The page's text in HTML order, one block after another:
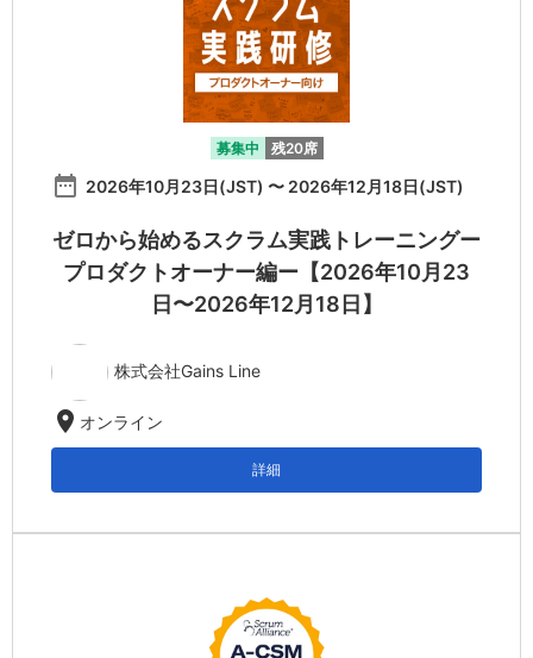
募集中 残20席
date_range 2026年10月23日(JST) 〜 2026年12月18日(JST)
ゼロから始めるスクラム実践トレーニングー
プロダクトオーナー編ー【2026年10月23
日〜2026年12月18日】
株式会社Gains Line
location_on オンライン
詳細